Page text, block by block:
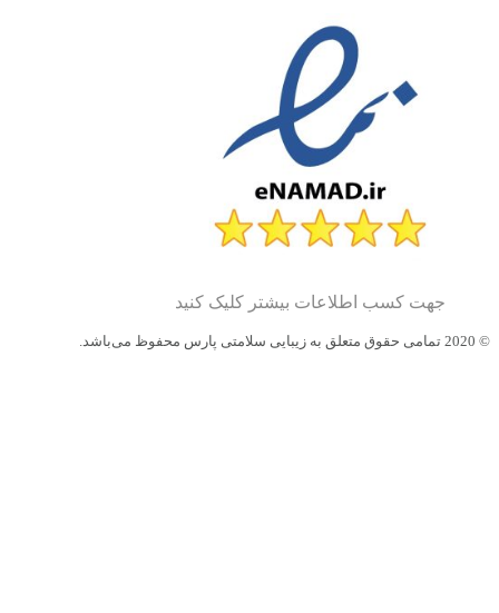
جهت کسب اطلاعات بیشتر کلیک کنید